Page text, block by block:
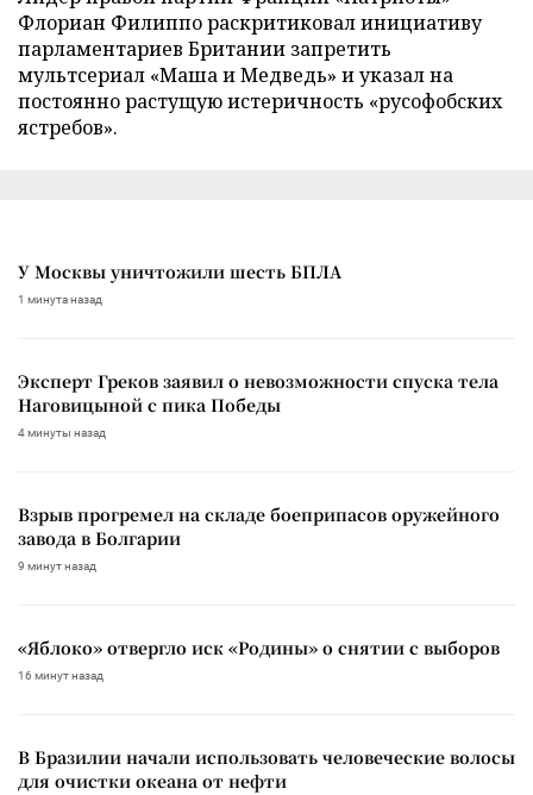
Флориан Филиппо раскритиковал инициативу
парламентариев Британии запретить
мультсериал «Маша и Медведь» и указал на
постоянно растущую истеричность «русофобских
ястребов».
У Москвы уничтожили шесть БПЛА
1 минута назад
Эксперт Греков заявил о невозможности спуска тела
Наговицыной с пика Победы
4 минуты назад
Взрыв прогремел на складе боеприпасов оружейного
завода в Болгарии
9 минут назад
«Яблоко» отвергло иск «Родины» о снятии с выборов
16 минут назад
В Бразилии начали использовать человеческие волосы
для очистки океана от нефти